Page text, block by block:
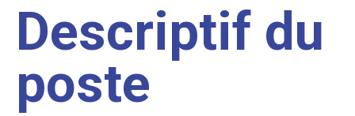
Descriptif du
poste